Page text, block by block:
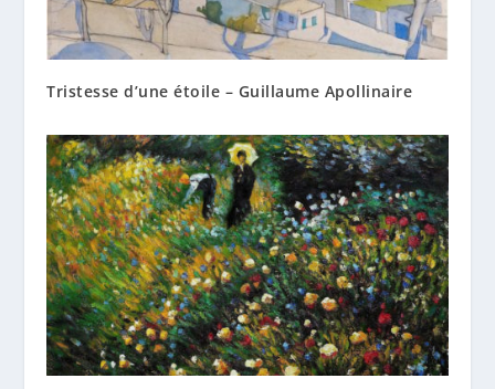
Tristesse d’une étoile – Guillaume Apollinaire